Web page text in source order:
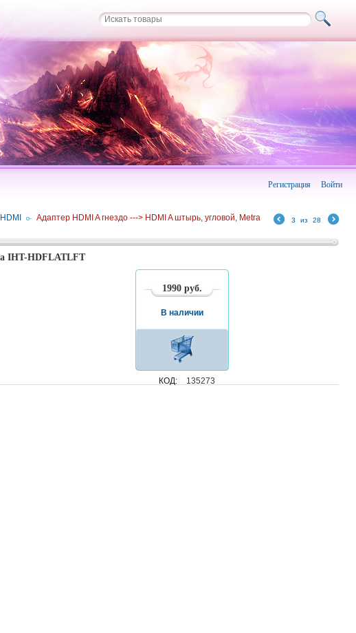
Войти
Регистрация
/
Адаптер HDMI A гнездо ---> HDMI A штырь, угловой, Metra
3 из 28
IHT-HDFLATLFT
1990 руб.
КОД: 135273
В наличии